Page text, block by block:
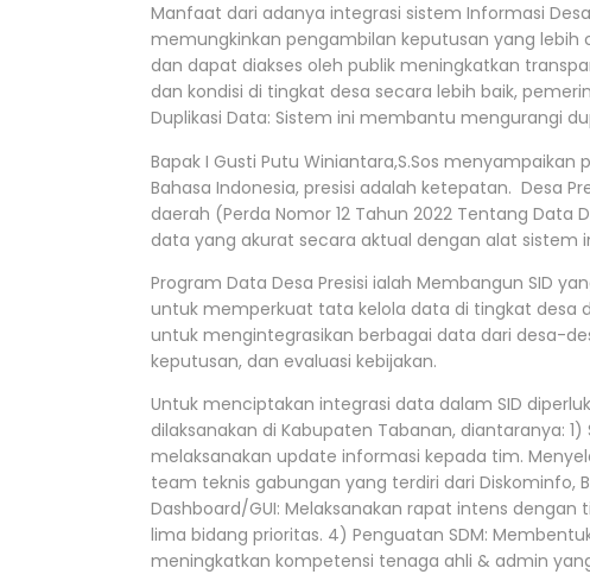
Manfaat dari adanya integrasi sistem Informasi
memungkinkan pengambilan keputusan yang lebih
dan dapat diakses oleh publik meningkatkan
dan kondisi di tingkat desa secara lebih baik,
Duplikasi Data: Sistem ini membantu mengurangi
Bapak I Gusti Putu Winiantara,S.Sos
Bahasa Indonesia, presisi adalah ketepatan. Desa
daerah (Perda Nomor 12 Tahun 2022 Tentang Data
data yang akurat secara aktual dengan alat sistem
Program Data Desa Presisi ialah Membangun SID
untuk memperkuat tata kelola data di tingkat desa
untuk mengintegrasikan berbagai data dari desa-
keputusan, dan evaluasi kebijakan.
Untuk menciptakan integrasi data dalam SID
dilaksanakan di Kabupaten Tabanan, diantaranya:
melaksanakan update informasi kepada tim.
team teknis gabungan yang terdiri dari Diskominfo,
Dashboard/GUI: Melaksanakan rapat intens
lima bidang prioritas. 4) Penguatan SDM:
meningkatkan kompetensi tenaga ahli & admin